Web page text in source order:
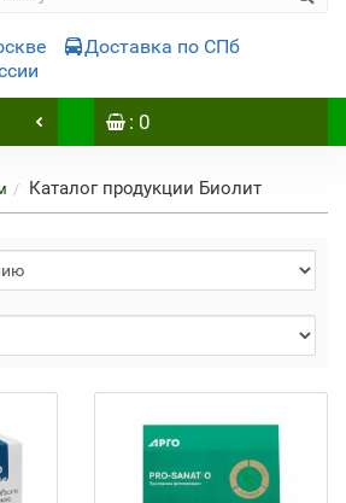
Доставка по СПб
: 0
Каталог продукции Биолит